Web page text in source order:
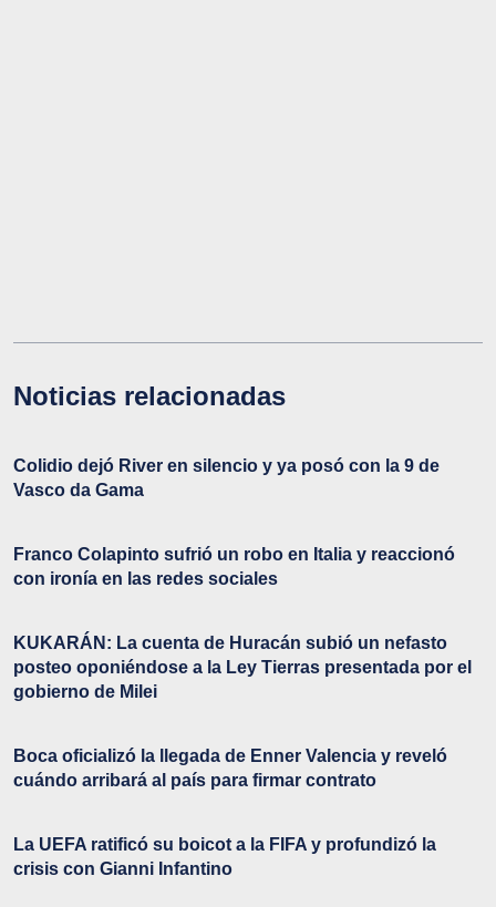
Noticias relacionadas
Colidio dejó River en silencio y ya posó con la 9 de
Vasco da Gama
Franco Colapinto sufrió un robo en Italia y reaccionó
con ironía en las redes sociales
KUKARÁN: La cuenta de Huracán subió un nefasto
posteo oponiéndose a la Ley Tierras presentada por el
gobierno de Milei
Boca oficializó la llegada de Enner Valencia y reveló
cuándo arribará al país para firmar contrato
La UEFA ratificó su boicot a la FIFA y profundizó la
crisis con Gianni Infantino